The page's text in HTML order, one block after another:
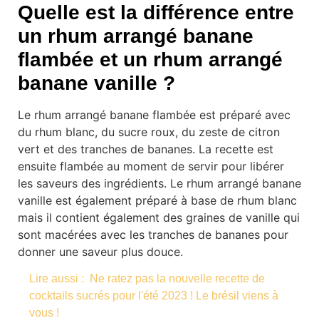
Quelle est la différence entre
un rhum arrangé banane
flambée et un rhum arrangé
banane vanille ?
Le rhum arrangé banane flambée est préparé avec
du rhum blanc, du sucre roux, du zeste de citron
vert et des tranches de bananes. La recette est
ensuite flambée au moment de servir pour libérer
les saveurs des ingrédients. Le rhum arrangé banane
vanille est également préparé à base de rhum blanc
mais il contient également des graines de vanille qui
sont macérées avec les tranches de bananes pour
donner une saveur plus douce.
Lire aussi :
Ne ratez pas la nouvelle recette de
cocktails sucrés pour l'été 2023 ! Le brésil viens à
vous !